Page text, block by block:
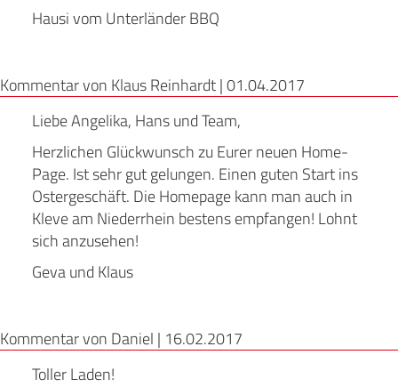
Hausi vom Unterländer BBQ
Kommentar von Klaus Reinhardt |01.04.2017
Liebe Angelika, Hans und Team,
Herzlichen Glückwunsch zu Eurer neuen Home-
Page. Ist sehr gut gelungen. Einen guten Start ins
Ostergeschäft. Die Homepage kann man auch in
Kleve am Niederrhein bestens empfangen! Lohnt
sich anzusehen!
Geva und Klaus
Kommentar von Daniel | 16.02.2017
Toller Laden!